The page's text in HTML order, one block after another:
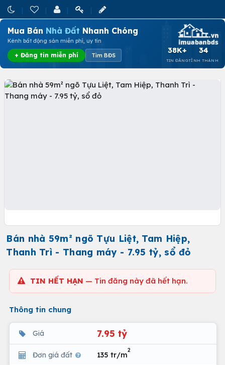
Mua Bán Nhà Đất Nhanh Chóng
Kênh bất động sản miễn phí, uy tín
+ Đăng tin miễn phí Tìm BĐS
38K+
TIN ĐĂNG
34
TỈNH THÀNH
Bán nhà 59m² ngõ Tựu Liệt, Tam Hiệp,
Thanh Trì - Thang máy - 7.95 tỷ, sổ đỏ
TIN HẾT HẠN — Tin đăng này đã hết hạn.
Thông tin chung
Giá 7.95 tỷ
Đơn giá đất 135 tr/m
2